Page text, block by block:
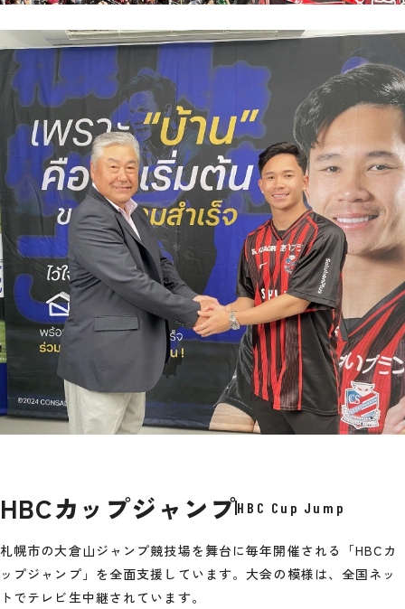
HBCカップジャンプHBC Cup Jump
札幌市の大倉山ジャンプ競技場を舞台に毎年開催される「HBCカ
ップジャンプ」を全面支援しています。大会の模様は、全国ネッ
トでテレビ生中継されています。